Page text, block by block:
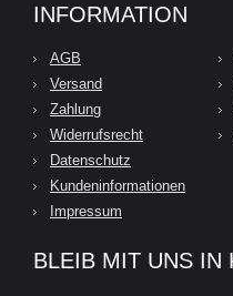
INFORMATION
AGB
Versand
Zahlung
Widerrufsrecht
Datenschutz
Kundeninformationen
Impressum
BLEIB MIT UNS IN